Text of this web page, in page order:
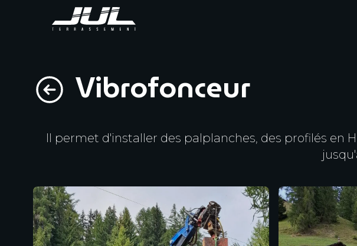
Vibrofonceur
Il permet d'installer des palplanches, des profilés en